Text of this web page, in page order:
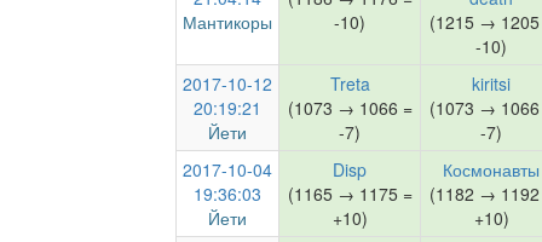
Мантикоры
-10)
(1215 → 1205
-10)
2017-10-12
20:19:21
Йети
Treta
(1073 → 1066 =
-7)
kiritsi
(1073 → 1066
-7)
2017-10-04
19:36:03
Йети
Disp
(1165 → 1175 =
+10)
Космонавты
(1182 → 1192
+10)